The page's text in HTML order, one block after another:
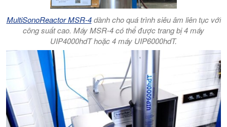
MultiSonoReactor MSR-4dành cho quá trình siêu âm liên tục với
công suất cao. Máy MSR-4 có thể được trang bị 4 máy
UIP4000hdT hoặc 4 máy UIP6000hdT.